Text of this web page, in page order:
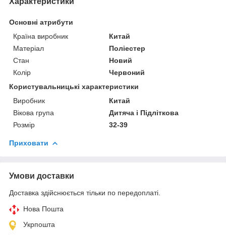
Основні атрибути
Країна виробник
Китай
Матеріал
Поліестер
Стан
Новий
Колір
Червоний
Користувальницькі характеристики
Виробник
Китай
Вікова група
Дитяча і Підліткова
Розмір
32-39
Приховати
Умови доставки
Доставка здійснюється тільки по передоплаті.
Нова Пошта
Укрпошта